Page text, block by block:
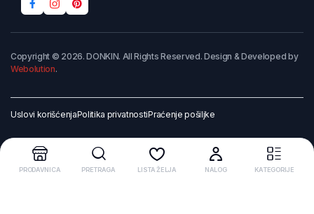
Copyright © 2026. DONKIN. All Rights Reserved. Design & Developed by
Webolution.
Uslovi korišćenjaPolitika privatnostiPraćenje pošiljke
PRODAVNICA PRETRAGA LISTA ŽELJA NALOG KATEGORIJE